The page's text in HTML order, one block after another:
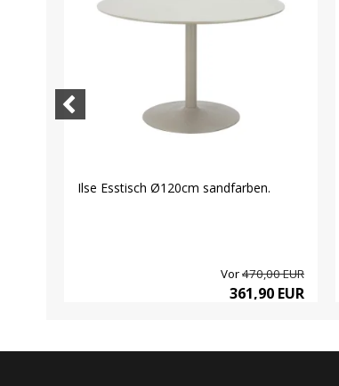
Ilse Esstisch Ø120cm sandfarben.
Vor470,00 EUR
361,90 EUR